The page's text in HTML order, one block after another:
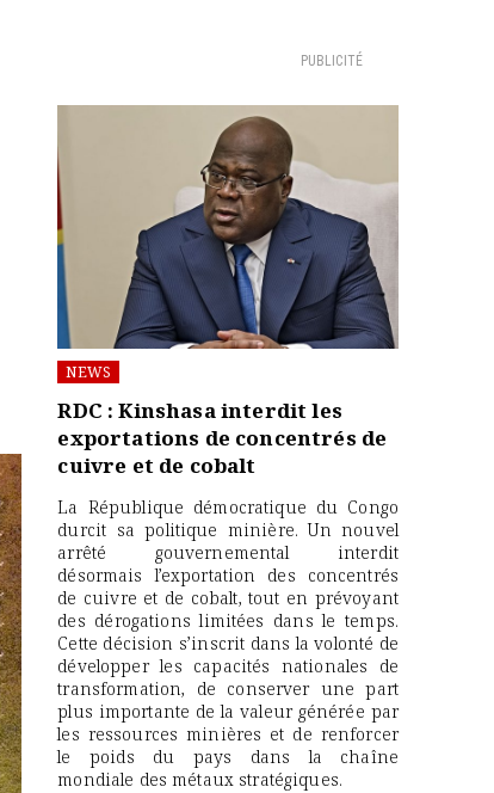
PUBLICITÉ
NEWS
RDC : Kinshasa interdit les
exportations de concentrés de
cuivre et de cobalt
La République démocratique du Congo
durcit sa politique minière. Un nouvel
arrêté gouvernemental interdit
désormais l’exportation des concentrés
de cuivre et de cobalt, tout en prévoyant
des dérogations limitées dans le temps.
Cette décision s’inscrit dans la volonté de
développer les capacités nationales de
transformation, de conserver une part
plus importante de la valeur générée par
les ressources minières et de renforcer
le poids du pays dans la chaîne
mondiale des métaux stratégiques.